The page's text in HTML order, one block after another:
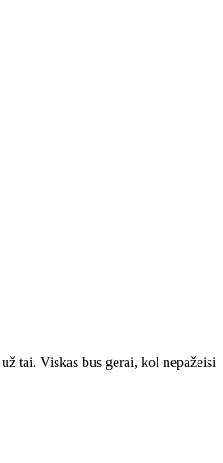
tai. Viskas bus gerai, kol nepažeisi